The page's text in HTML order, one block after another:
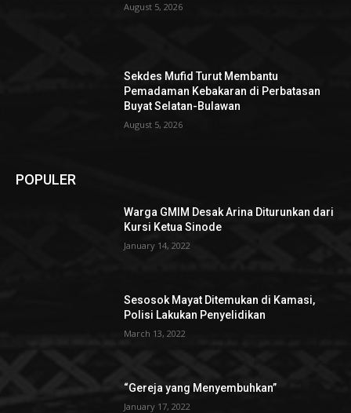
August 5, 2026
Sekdes Mufid Turut Membantu
Pemadaman Kebakaran di Perbatasan
Buyat Selatan-Bulawan
August 5, 2026
POPULER
Warga GMIM Desak Arina Diturunkan dari
Kursi Ketua Sinode
January 14, 2022
Sesosok Mayat Ditemukan di Kamasi,
Polisi Lakukan Penyelidikan
March 13, 2022
“Gereja yang Menyembuhkan”
January 17, 2022